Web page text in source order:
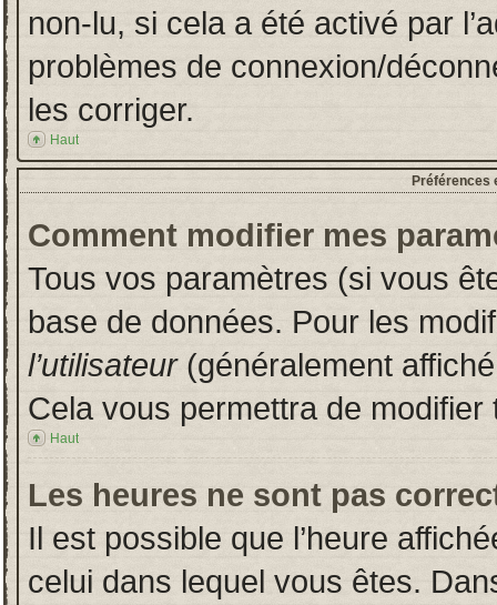
non-lu, si cela a été activé par
problèmes de connexion/
les corriger.
Haut
Préférences
Comment modifier mes
Tous vos paramètres (si vous
base de données. Pour les
l’utilisateur(généralement
Cela vous permettra de
Haut
Les heures ne sont pas
Il est possible que l’heure
celui dans lequel vous êtes.